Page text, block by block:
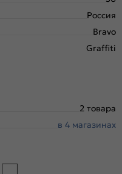
Россия
Bravo
Graffiti
Каркасно-щитовая
White Pro
2 товара
в 4 магазинах